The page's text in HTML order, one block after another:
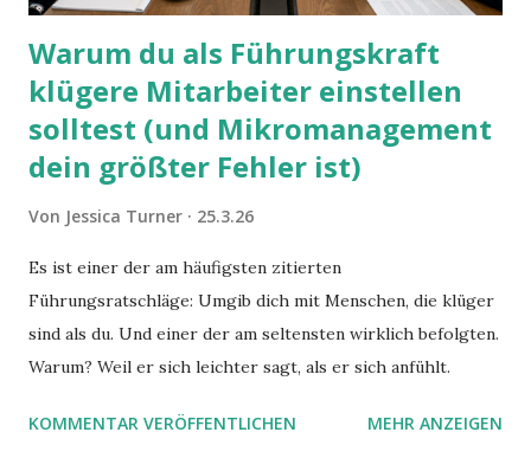
Warum du als Führungskraft
klügere Mitarbeiter einstellen
solltest (und Mikromanagement
dein größter Fehler ist)
Von Jessica Turner 25.3.26
Es ist einer der am häufigsten zitierten
Führungsratschläge: Umgib dich mit Menschen, die klüger
sind als du. Und einer der am seltensten wirklich befolgten.
Warum? Weil er sich leichter sagt, als er sich anfühlt.
KOMMENTAR VERÖFFENTLICHEN MEHR ANZEIGEN